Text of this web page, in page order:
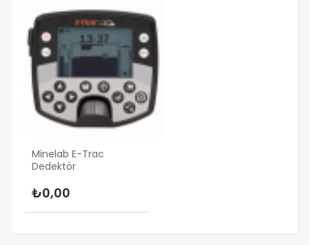
Minelab E-Trac
Dedektör
₺0,00